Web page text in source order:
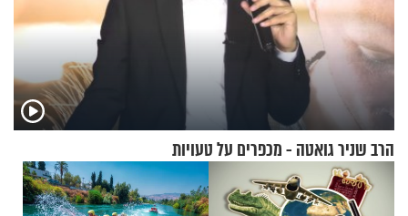
הרב שניר גואטה - מכפרים על טעויות